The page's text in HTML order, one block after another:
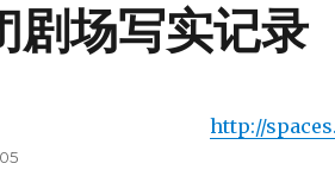
剧场写实记录
http://